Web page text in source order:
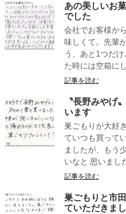
あの美しいお
でした
会社でお客様か
味しくて。先輩
う、あと1つだ
た時には空箱に
記事を読む
〝長野みやげ
います
巣ごもりが大好
ていつも買って
ましたが、もう
いなと 思いまし
記事を読む
巣ごもりと市
ていただきま